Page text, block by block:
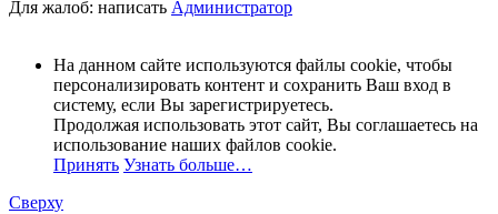
Для жалоб: написать Администратор
На данном сайте используются файлы cookie, чтобы
персонализировать контент и сохранить Ваш вход в
систему, если Вы зарегистрируетесь.
Продолжая использовать этот сайт, Вы соглашаетесь на
использование наших файлов cookie.
Принять Узнать больше…
Сверху